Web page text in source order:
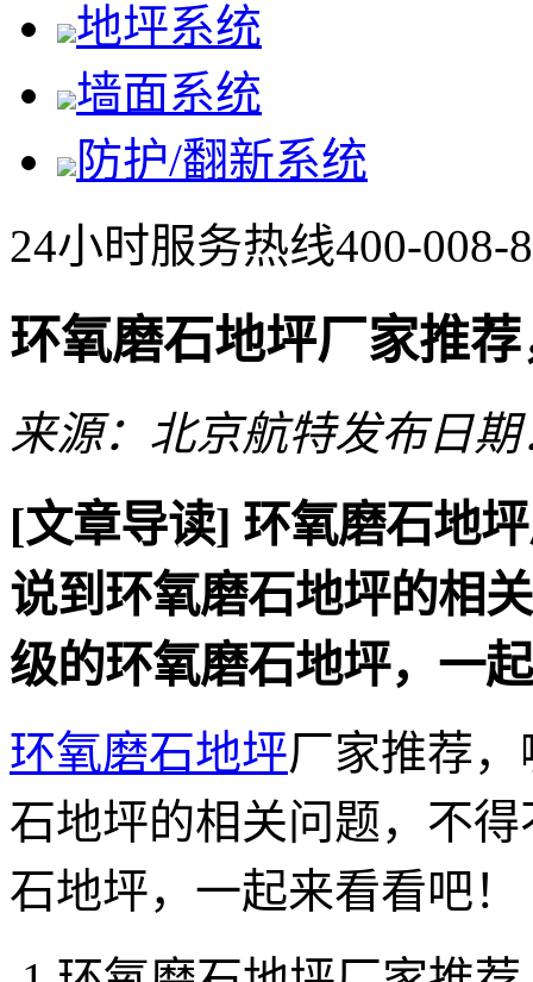
地坪系统
墙面系统
防护/翻新系统
24小时服务热线400-008-
环氧磨石地坪厂家推
来源：北京航特发布日期
[文章导读] 环氧磨石地
说到环氧磨石地坪的相
级的环氧磨石地坪，一
环氧磨石地坪厂家推荐
石地坪的相关问题，不
石地坪，一起来看看吧！